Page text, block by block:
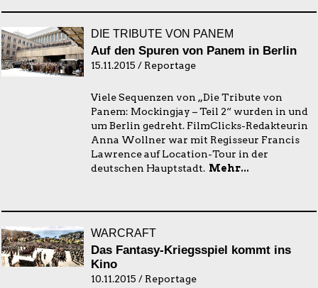
DIE TRIBUTE VON PANEM
Auf den Spuren von Panem in Berlin
15.11.2015 / Reportage
Viele Sequenzen von „Die Tribute von
Panem: Mockingjay – Teil 2“ wurden in und
um Berlin gedreht. FilmClicks-Redakteurin
Anna Wollner war mit Regisseur Francis
Lawrence auf Location-Tour in der
deutschen Hauptstadt. Mehr...
WARCRAFT
Das Fantasy-Kriegsspiel kommt ins
Kino
10.11.2015 / Reportage